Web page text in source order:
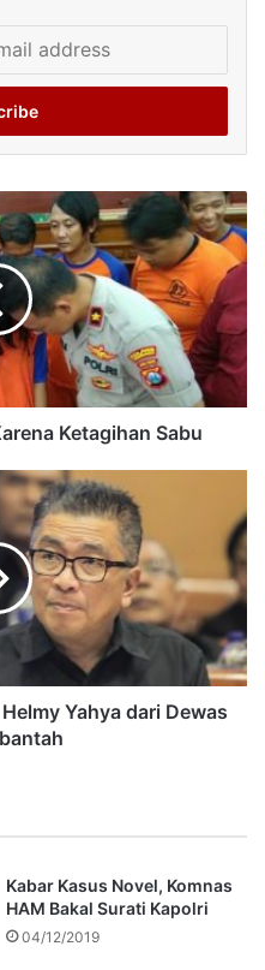
Ketagihan Sabu
Yahya dari Dewas
Kabar Kasus Novel, Komnas
HAM Bakal Surati Kapolri
04/12/2019